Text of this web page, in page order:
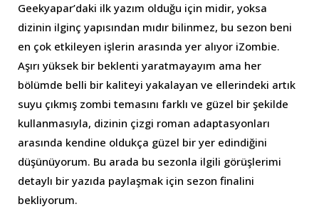
Geekyapar’daki ilk yazım olduğu için midir, yoksa
dizinin ilginç yapısından mıdır bilinmez, bu sezon beni
en çok etkileyen işlerin arasında yer alıyor iZombie.
Aşırı yüksek bir beklenti yaratmayayım ama her
bölümde belli bir kaliteyi yakalayan ve ellerindeki artık
suyu çıkmış zombi temasını farklı ve güzel bir şekilde
kullanmasıyla, dizinin çizgi roman adaptasyonları
arasında kendine oldukça güzel bir yer edindiğini
düşünüyorum. Bu arada bu sezonla ilgili görüşlerimi
detaylı bir yazıda paylaşmak için sezon finalini
bekliyorum.